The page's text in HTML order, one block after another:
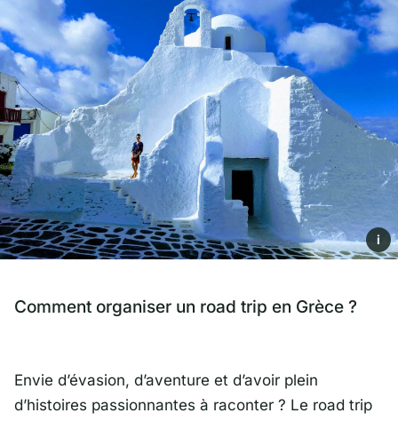
i
Comment organiser un road trip en Grèce ?
Envie d’évasion, d’aventure et d’avoir plein
d’histoires passionnantes à raconter ? Le road trip